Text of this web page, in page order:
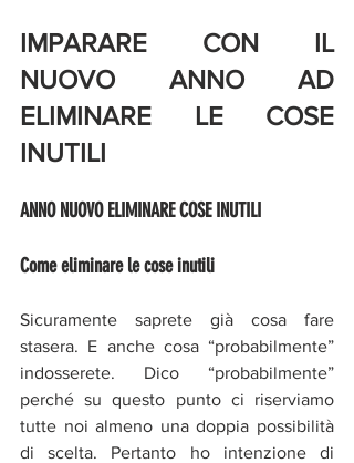
IMPARARE CON IL
NUOVO ANNO AD
ELIMINARE LE COSE
INUTILI
ANNO NUOVO ELIMINARE COSE INUTILI
Come eliminare le cose inutili
Sicuramente saprete già cosa fare
stasera. E anche cosa “probabilmente”
indosserete. Dico “probabilmente”
perché su questo punto ci riserviamo
tutte noi almeno una doppia possibilità
di scelta. Pertanto ho intenzione di